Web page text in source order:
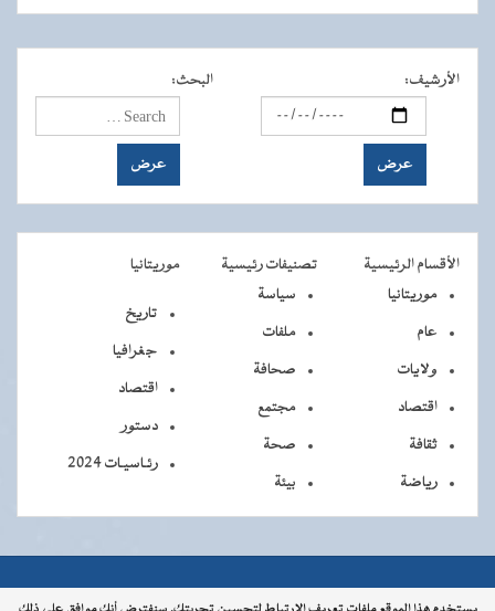
الأرشيف: البحث:
الأقسام الرئيسية تصنيفات رئيسية
موريتانيا
موريتانيا
عام
ولايات
اقتصاد
ثقافة
رياضة
سياسة
ملفات
صحافة
مجتمع
صحة
بيئة
تاريخ
جغرافيا
اقتصاد
دستور
رئـاسيـات 2024
جميــــع جميع الحقوق محفوظة © 2026 - الوكالة الموريتانية للأنباء